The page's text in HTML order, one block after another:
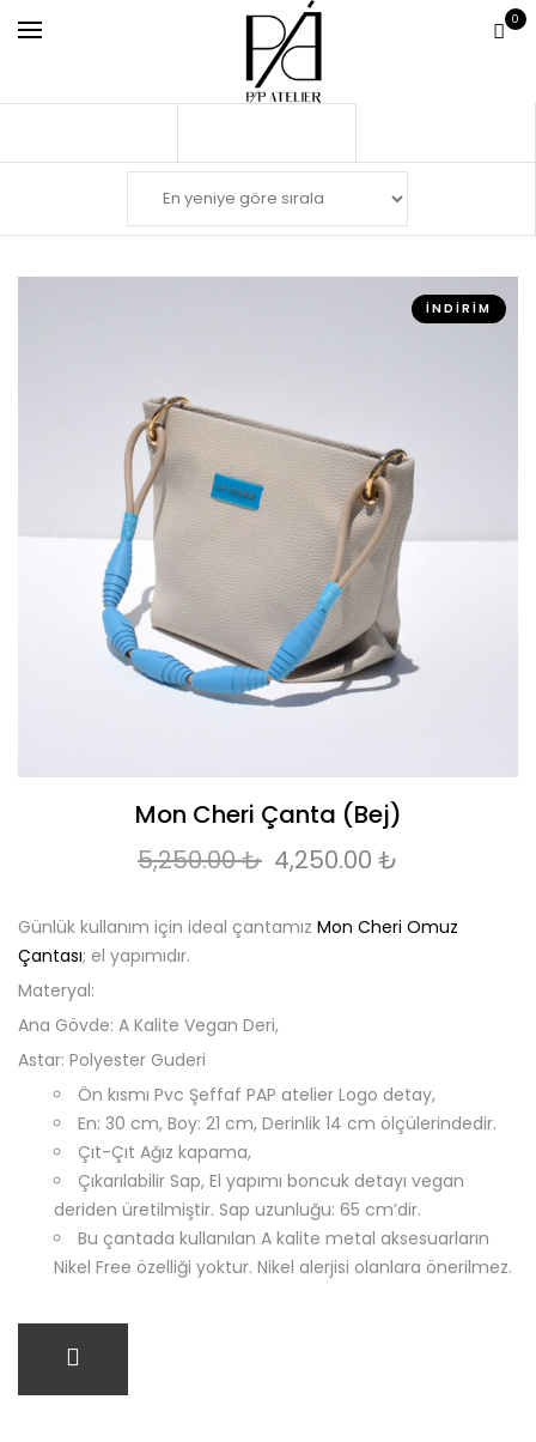
0
İNDIRIM
Mon Cheri Çanta (Bej)
5,250.00₺ Orijinal fiyat: 5,250.00
4,250.00 ₺
Günlük kullanım için ideal çantamız Mon Cheri Omuz
Çantası; el yapımıdır.
Materyal:
Ana Gövde: A Kalite Vegan Deri,
Astar: Polyester Guderi
Ön kısmı Pvc Şeffaf PAP atelier Logo detay,
En: 30 cm, Boy: 21 cm, Derinlik 14 cm ölçülerindedir.
Çıt-Çıt Ağız kapama,
Çıkarılabilir Sap, El yapımı boncuk detayı vegan
deriden üretilmiştir. Sap uzunluğu: 65 cm’dir.
Bu çantada kullanılan A kalite metal aksesuarların
Nikel Free özelliği yoktur. Nikel alerjisi olanlara önerilmez.